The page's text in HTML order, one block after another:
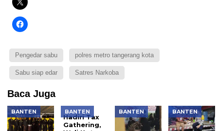
Pengedar sabu polres metro tangerang kota
Sabu siap edar Satres Narkoba
Baca Juga
BANTEN BANTEN
Hadiri Tax
Gathering,
BANTEN BANTEN